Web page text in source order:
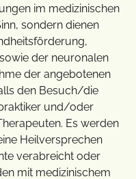
im medizinischen
sondern dienen
der neuronalen
der angebotenen
den Besuch/die
und/oder
Es werden
Heilversprechen
verabreicht oder
mit medizinischem